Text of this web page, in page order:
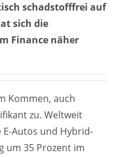
schadstofffrei auf
sich die
Finance näher
Kommen, auch
zu. Weltweit
Autos und Hybrid-
um 35 Prozent im